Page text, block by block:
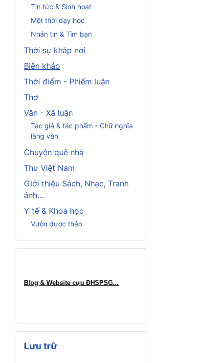
Tin tức & Sinh hoạt
Một thời dạy hoc
Nhắn tin & Tìm bạn
Thời sự khắp nơi
Biên khảo
Thời điểm - Phiếm luận
Thơ
Văn - Xã luận
Tác giả & tác phẩm - Chữ nghĩa
làng văn
Chuyện quê nhà
Thư Việt Nam
Giới thiệu Sách, Nhạc, Tranh
ảnh...
Y tế & Khoa học
Vườn dược thảo
Blog & Website cựu ĐHSPSG...
Lưu trữ